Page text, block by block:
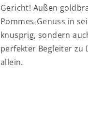
Gericht! Außen
Pommes-Genuss in
knusprig, sondern
perfekter Begleiter zu
allein.